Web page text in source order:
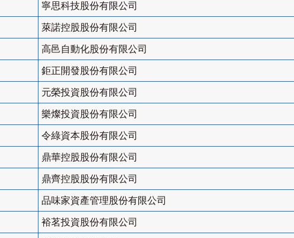
寧思科技股份有限公司
萊諾控股股份有限公司
高邑自動化股份有限公司
鉅正開發股份有限公司
元榮投資股份有限公司
樂燦投資股份有限公司
令綠資本股份有限公司
鼎華控股股份有限公司
鼎齊控股股份有限公司
品味家資產管理股份有限公司
裕茗投資股份有限公司